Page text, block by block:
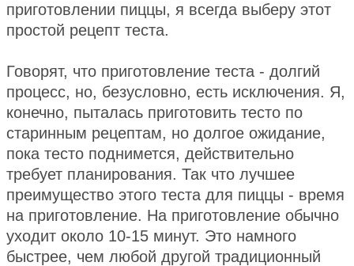
приготовлении пиццы, я всегда выберу этот
простой рецепт теста.
Говорят, что приготовление теста - долгий
процесс, но, безусловно, есть исключения. Я,
конечно, пыталась приготовить тесто по
старинным рецептам, но долгое ожидание,
пока тесто поднимется, действительно
требует планирования. Так что лучшее
преимущество этого теста для пиццы - время
на приготовление. На приготовление обычно
уходит около 10-15 минут. Это намного
быстрее, чем любой другой традиционный